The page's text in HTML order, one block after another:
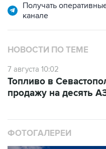
Получать
канале
НОВОСТИ ПО ТЕМЕ
7 августа 10:02
Топливо в
продажу на десять
ФОТОГАЛЕРЕИ